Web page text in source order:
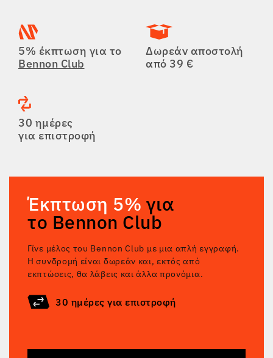
5% έκπτωση για το
Bennon Club
Δωρεάν αποστολή
από 39 €
30 ημέρες
για επιστροφή
Έκπτωση 5% για
το Bennon Club
Γίνε μέλος του Bennon Club με μια απλή εγγραφή.
Η συνδρομή είναι δωρεάν και, εκτός από
εκπτώσεις, θα λάβεις και άλλα προνόμια.
30 ημέρες για επιστροφή